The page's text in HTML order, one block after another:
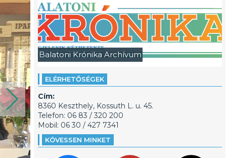
Balatoni Krónika Archívum
ELÉRHETŐSÉGEK
Cím:
8360 Keszthely, Kossuth L. u. 45.
Telefon: 06 83 / 320 200
Mobil: 06 30 / 427 7341
KÖVESSEN MINKET